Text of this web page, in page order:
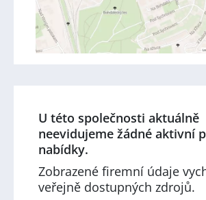
U této společnosti aktuálně
neevidujeme žádné aktivní
nabídky.
Zobrazené firemní údaje
veřejně dostupných zdrojů.